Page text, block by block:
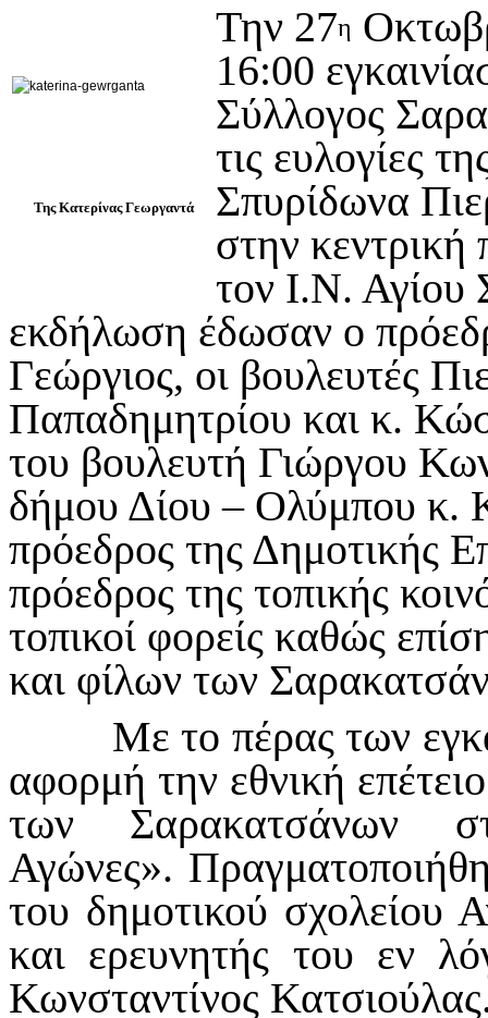
Της Κατερίνας Γεωργαντά
Την 27η
16:00
Σύλλογος
τις ευλογίες
Σπυρίδωνα
στην
τον Ι.Ν. Αγίου
εκδήλωση έδωσαν ο
Γεώργιος, οι βουλευτές
Παπαδημητρίου και κ.
του βουλευτή Γιώργου
δήμου Δίου – Ολύμπου κ.
πρόεδρος της Δημοτικής
πρόεδρος της τοπικής
τοπικοί φορείς καθώς
και φίλων των
Με το πέρας των
αφορμή την εθνική
των Σαρακατσάνων
Αγώνες».
του δημοτικού σχολείου
και ερευνητής του εν
Κωνσταντίνος